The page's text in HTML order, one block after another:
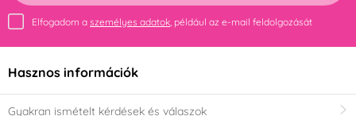
Elfogadom a személyes adatok, például az e-mail feldolgozását
Hasznos információk
Gyakran ismételt kérdések és válaszok